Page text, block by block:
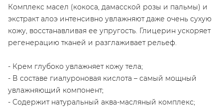
Комплекс масел (кокоса, дамасской розы и пальмы) и
экстракт алоэ интенсивно увлажняют даже очень сухую
кожу, восстанавливая ее упругость. Глицерин ускоряет
регенерацию тканей и разглаживает рельеф.
- Крем глубоко увлажняет кожу тела;
- В составе гиалуроновая кислота – самый мощный
увлажняющий компонент;
- Содержит натуральный аква-масляный комплекс;